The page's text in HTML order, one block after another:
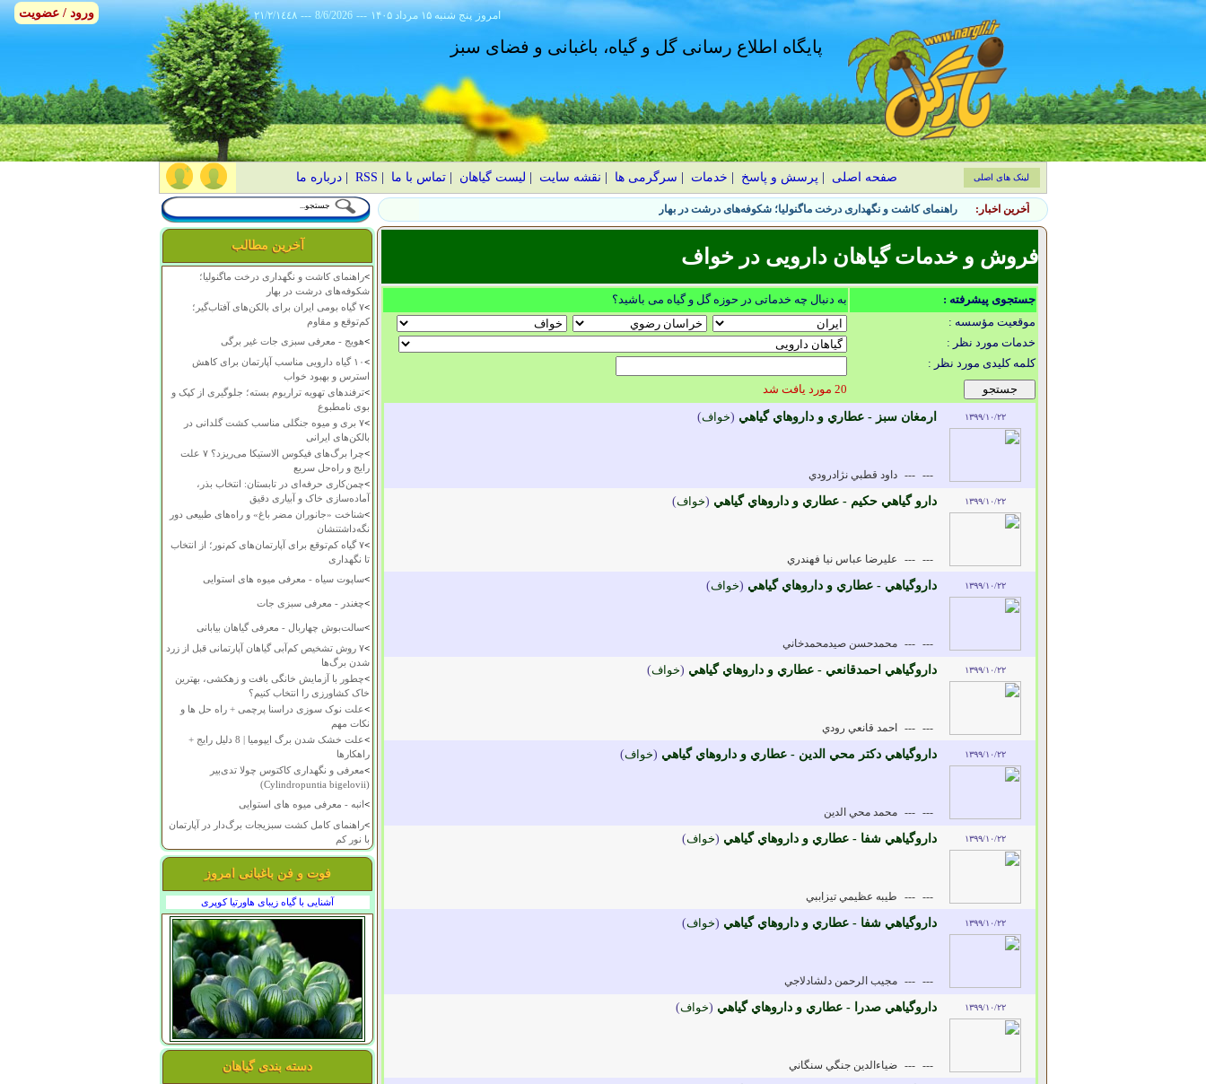
٢١/٢/١٤٤٨ --- 8/6/2026 --- ۱۴۰۵ پنج شنبه ۱۵ مرداد امروز
پایگاه اطلاع رسانی گل و گیاه، باغبانی و فضای سبز
صفحه اصلی پرسش و پاسخ خدمات سرگرمی ها نقشه سایت لیست گیاهان |تماس با ما RSS
|درباره ما لینک های اصلی
آخرین اخبار: راهنمای کاشت و نگهداری درخت ماگنولیا؛ شکوفه‌های درشت در بهار
آخرین مطالب
>راهنمای کاشت و نگهداری درخت ماگنولیا؛
شکوفه‌های درشت در بهار
>
۷ گیاه بومی ایران برای بالکن‌های آفتاب‌گیر؛
کم‌توقع و مقاوم
>هویج - معرفی سبزی جات غیر برگی
>
۱۰ گیاه دارویی مناسب آپارتمان برای کاهش
استرس و بهبود خواب
>ترفندهای تهویه تراریوم بسته؛ جلوگیری از کپک و
بوی نامطبوع
>
۷ بری و میوه جنگلی مناسب کشت گلدانی در
بالکن‌های ایرانی
>
چرا برگ‌های فیکوس الاستیکا می‌ریزد؟ ۷ علت
رایج و راه‌حل سریع
>چمن‌کاری حرفه‌ای در تابستان: انتخاب بذر،
آماده‌سازی خاک و آبیاری دقیق
>شناخت «جانوران مضر باغ» و راه‌های طبیعی دور
نگه‌داشتنشان
>
۷ گیاه کم‌توقع برای آپارتمان‌های کم‌نور؛ از انتخاب
تا نگهداری
>ساپوت سیاه - معرفی میوه های استوایی
>چغندر - معرفی سبزی جات
>سالت‌بوش چهاربال - معرفی گیاهان بیابانی
>
۷ روش تشخیص کم‌آبی گیاهان آپارتمانی قبل از زرد
شدن برگ‌ها
>چطور با آزمایش خانگی بافت و زهکشی، بهترین
خاک کشاورزی را انتخاب کنیم؟
>علت نوک سوزی دراسنا پرچمی + راه حل ها و
نکات مهم
>
علت خشک شدن برگ ایپومیا | 8 دلیل رایج +
راهکارها
>معرفی و نگهداری کاکتوس چولا تدی‌بیر
(Cylindropuntia bigelovii)
>انبه - معرفی میوه های استوایی
>راهنمای کامل کشت سبزیجات برگ‌دار در آپارتمان
با نور کم
فوت و فن باغبانی امروز
آشنایی با گیاه زیبای هاورتیا کوپری
دسته بندی گیاهان
فروش و خدمات گیاهان دارویی در خواف
جستجوی پیشرفته :
به دنبال چه خدماتی در حوزه گل و گیاه می باشید؟
موقعیت مؤسسه :
خدمات مورد نظر :
کلمه کلیدی مورد نظر :
20 مورد یافت شد
۱۳۹۹/۱۰/۲۲ ارمغان سبز - عطاري و داروهاي گياهي (خواف)
---
--- داود قطبي نژادرودي
۱۳۹۹/۱۰/۲۲ دارو گياهي حکيم - عطاري و داروهاي گياهي (خواف)
---
--- عليرضا عباس نيا فهندري
۱۳۹۹/۱۰/۲۲ داروگياهي - عطاري و داروهاي گياهي (خواف)
---
--- محمدحسن صيدمحمدخاني
۱۳۹۹/۱۰/۲۲ داروگياهي احمدقانعي - عطاري و داروهاي گياهي (خواف)
---
--- احمد قانعي رودي
۱۳۹۹/۱۰/۲۲ داروگياهي دکتر محي الدين - عطاري و داروهاي گياهي (خواف)
---
--- محمد محي الدين
۱۳۹۹/۱۰/۲۲ داروگياهي شفا - عطاري و داروهاي گياهي (خواف)
---
--- طيبه عظيمي تيزاببي
۱۳۹۹/۱۰/۲۲ داروگياهي شفا - عطاري و داروهاي گياهي (خواف)
---
--- مجيب الرحمن دلشادلاجي
۱۳۹۹/۱۰/۲۲ داروگياهي صدرا - عطاري و داروهاي گياهي (خواف)
---
--- ضياءالدين جنگي سنگاني
ورود / عضویت